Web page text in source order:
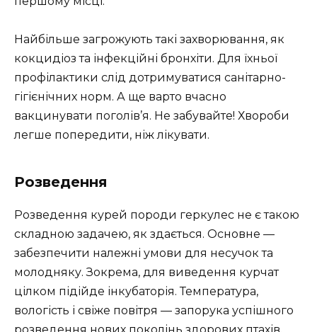
Найбільше загрожують такі захворювання, як
кокцидіоз та інфекційні бронхіти. Для їхньої
профілактики слід дотримуватися санітарно-
гігієнічних норм. А ще варто вчасно
вакцинувати поголів’я. Не забувайте! Хвороби
легше попередити, ніж лікувати.
Розведення
Розведення курей породи геркулес не є такою
складною задачею, як здається. Основне —
забезпечити належні умови для несучок та
молодняку. Зокрема, для виведення курчат
цілком підійде інкубаторія. Температура,
вологість і свіже повітря — запорука успішного